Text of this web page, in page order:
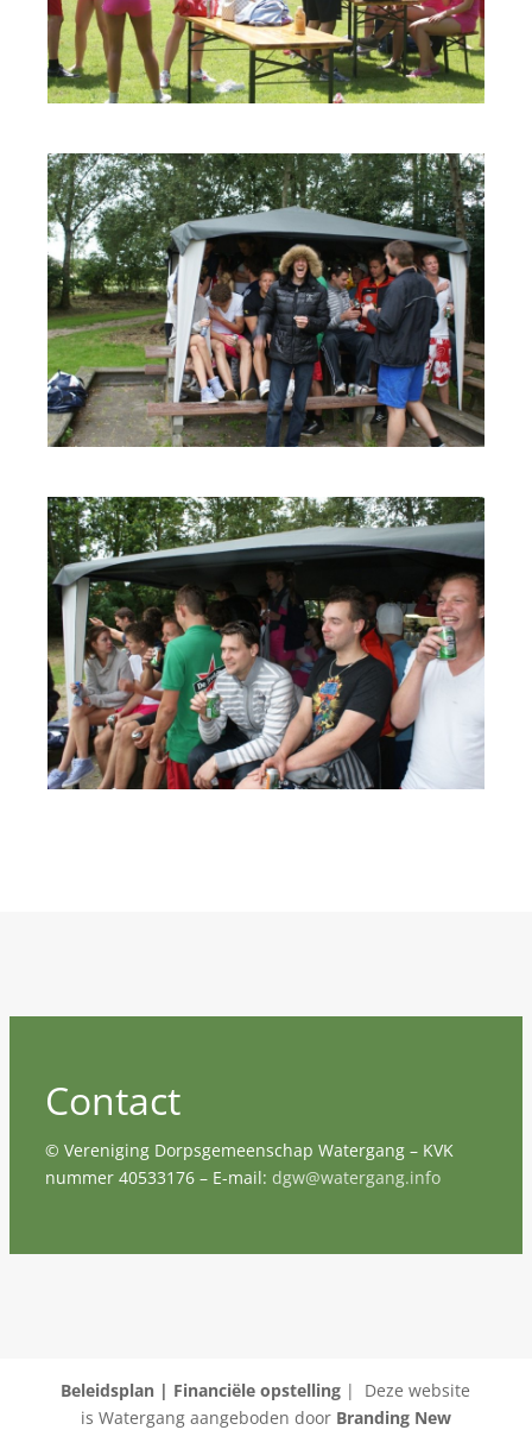
Contact
© Vereniging Dorpsgemeenschap Watergang – KVK
nummer 40533176 – E-mail: dgw@watergang.info
Beleidsplan | Financiële opstelling | Deze website
is Watergang aangeboden door Branding New